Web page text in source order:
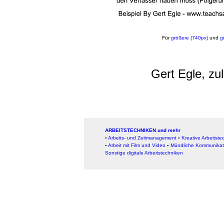
Fürgrößere (740px) und
Gert Egle,
ARBEITSTECHNIKEN und mehr
▪ Arbeits- und Zeitmanagement ▪ Kreative
▪ Arbeit mit Film und Video ▪ Mündliche
Sonstige digitale Arbeitstechniken